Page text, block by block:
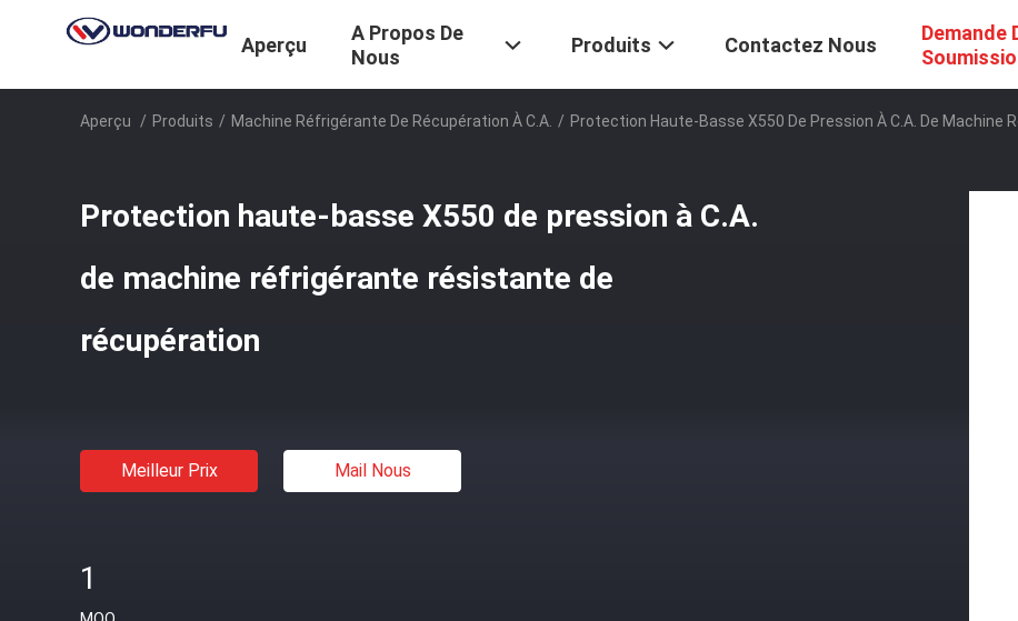
Aperçu
A Propos De
Nous
Produits Contactez Nous
Demande
Aperçu / Produits / Machine Réfrigérante De Récupération À C.A. / Protection Haute-Basse X550 De Pression À C.A. De
Protection haute-basse X550 de pression à C.A.
de machine réfrigérante résistante de
récupération
Meilleur Prix Mail Nous
1